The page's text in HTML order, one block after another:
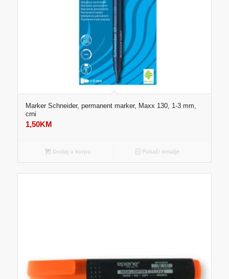
Marker Schneider, permanent marker, Maxx 130, 1-3 mm,
crni
1,50KM
Dodaj u korpu Pokaži detalje